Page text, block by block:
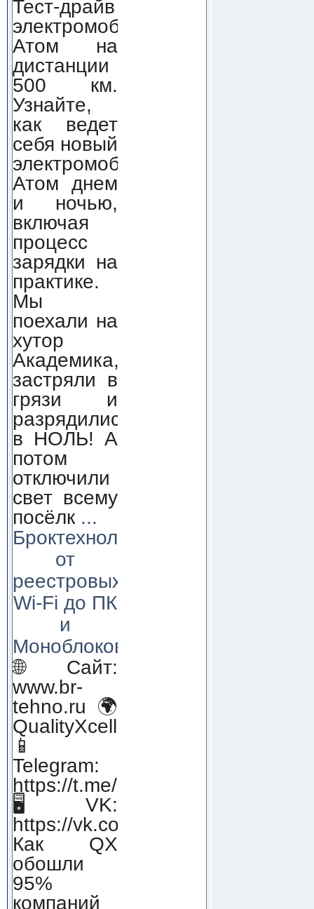
Тест-драйв
электромобиля
Атом на
дистанции
500 км.
Узнайте,
как ведет
себя новый
электромобиль
Атом днем
и ночью,
включая
процесс
зарядки на
практике.
Мы
поехали на
хутор
Академика,
застряли в
грязи и
разрядились
в НОЛЬ! А
потом
отключили
свет всему
посёлк ...
Броктехнолоджи:
от
реестровых
Wi-Fi до ПК
и
Моноблоков!
🌐 Сайт:
www.br-
tehno.ru 🌍
QualityXcellence.ru
📱
Telegram:
https://t.me/qx_lab_IT
🖥 VK:
https://vk.com/qualityxcellenc
Как QX
обошли
95%
компаний